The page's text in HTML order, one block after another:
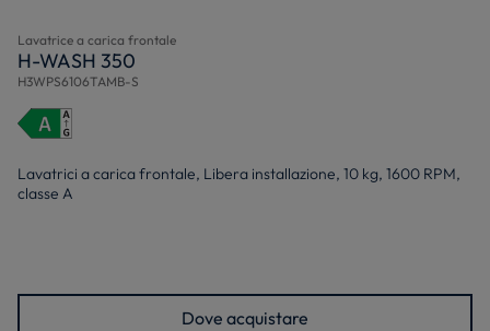
Lavatrice a carica frontale
H-WASH 350
H3WPS6106TAMB-S
Lavatrici a carica frontale, Libera installazione, 10 kg, 1600 RPM,
classe A
Dove acquistare